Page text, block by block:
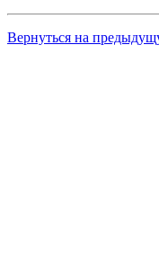
Вернуться на